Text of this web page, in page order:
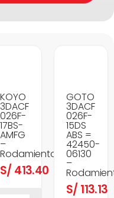
KOYO
3DACF
026F-
17BS-
AMFG
–
Rodamientos
S/ 413.40
GOTO
3DACF
026F-
15DS
ABS =
42450-
06130
–
S/ 113.13